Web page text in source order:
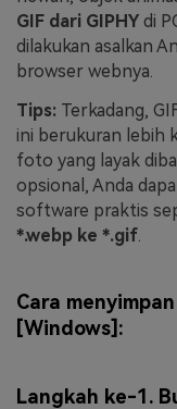
GIF dari GIPHY di
dilakukan asalkan
browser webnya.
Tips: Terkadang,
ini berukuran lebih
foto yang layak
opsional, Anda
software praktis
*.webp ke *.gif.
Cara
[Windows]:
Langkah ke-1.